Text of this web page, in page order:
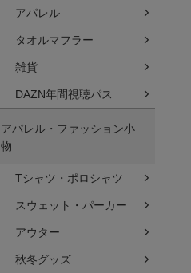
アパレル
タオルマフラー
雑貨
DAZN年間視聴パス
アパレル・ファッション小
物
Tシャツ・ポロシャツ
スウェット・パーカー
アウター
秋冬グッズ